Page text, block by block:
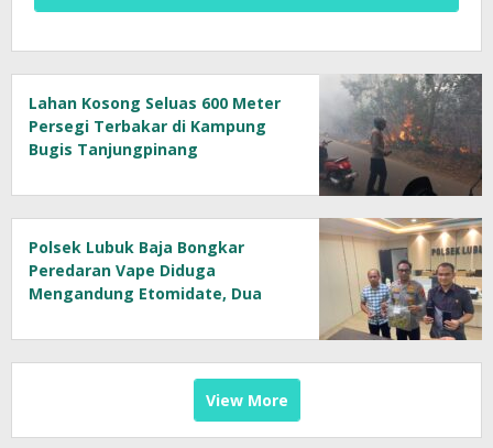
Lahan Kosong Seluas 600 Meter
Persegi Terbakar di Kampung
Bugis Tanjungpinang
Polsek Lubuk Baja Bongkar
Peredaran Vape Diduga
Mengandung Etomidate, Dua
View More